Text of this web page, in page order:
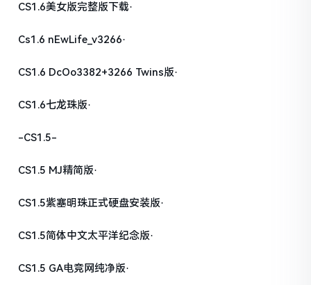
CS1.6美女版完整版下载·
Cs1.6 nEwLife_v3266·
CS1.6 DcOo3382+3266 Twins版·
CS1.6七龙珠版·
-CS1.5-
CS1.5 MJ精简版·
CS1.5紫塞明珠正式硬盘安装版·
CS1.5简体中文太平洋纪念版·
CS1.5 GA电竞网纯净版·